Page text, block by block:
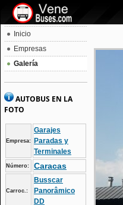
Inicio
Empresas
Galería
AUTOBUS EN LA
FOTO
Empresa:
Garajes
Paradas y
Terminales
Número: Caracas
Carroc.:
Busscar
Panorâmico
DD